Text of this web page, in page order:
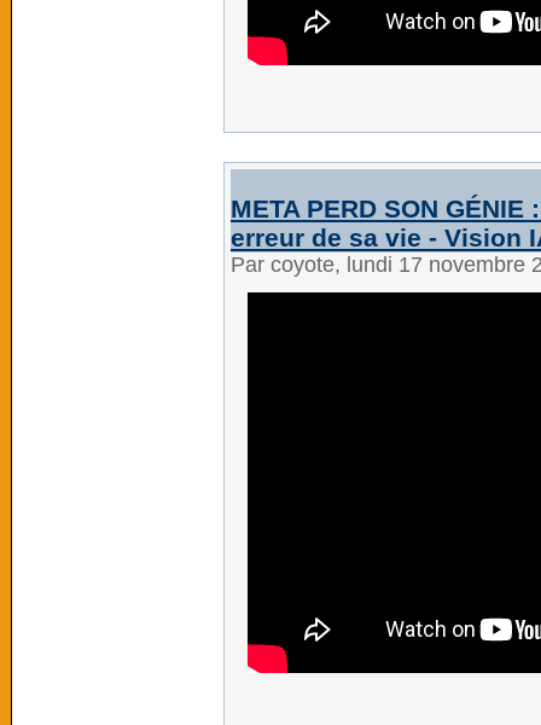
META PERD SON
erreur de sa vie - Vision
Par coyote, lundi 17 novembre